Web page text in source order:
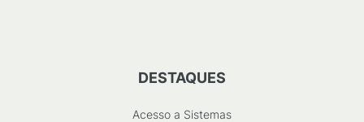
DESTAQUES
Acesso a Sistemas